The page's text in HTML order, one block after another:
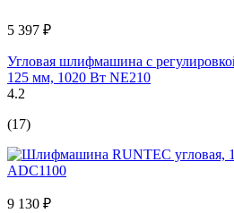
5 397 ₽
Угловая шлифмашина с
125 мм, 1020 Вт NE210
4.2
(17)
9 130 ₽